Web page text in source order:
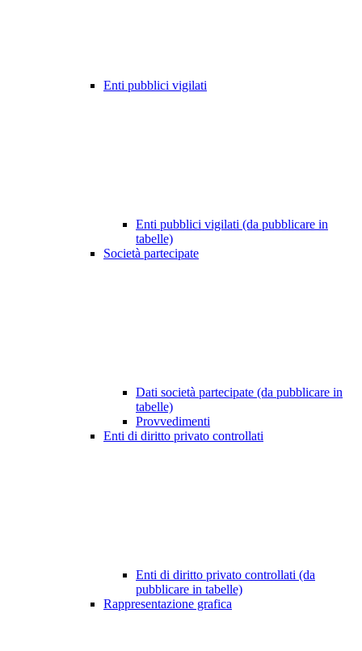
Enti pubblici vigilati
Enti pubblici vigilati (da pubblicare in
tabelle)
Società partecipate
Dati società partecipate (da pubblicare in
tabelle)
Provvedimenti
Enti di diritto privato controllati
Enti di diritto privato controllati (da
pubblicare in tabelle)
Rappresentazione grafica